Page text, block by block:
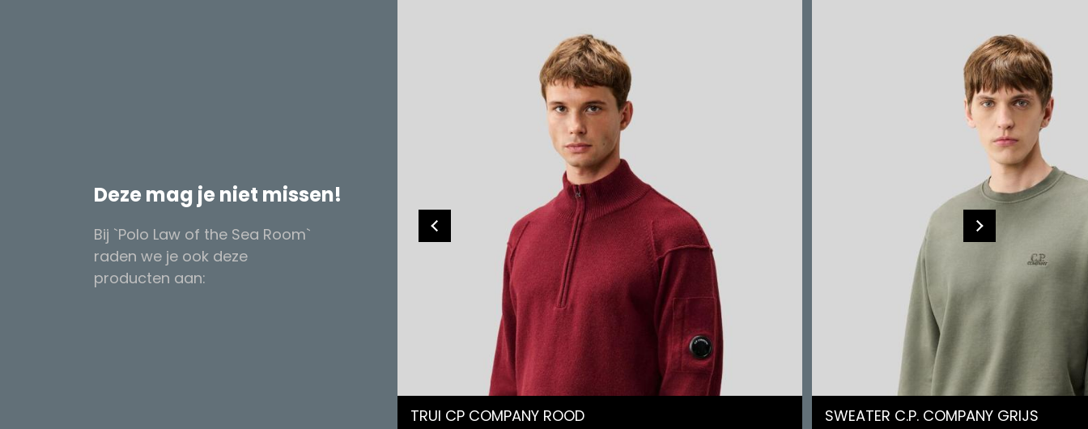
Deze mag je niet missen!
Bij `Polo Law of the Sea Room`
raden we je ook deze
producten aan:
TRUI CP COMPANY ROOD SWEATER C.P. COMPANY GRIJS